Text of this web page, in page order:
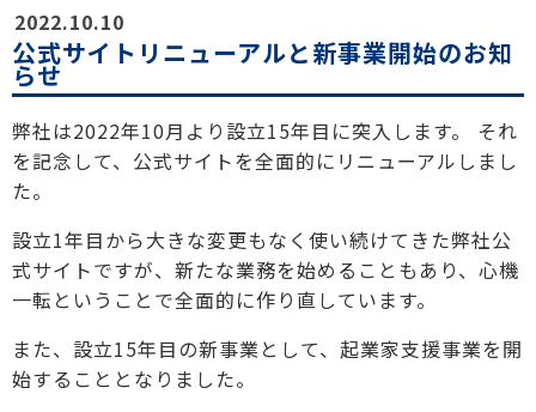
2022.10.10
公式サイトリニューアルと新事業開始のお知
らせ
弊社は2022年10月より設立15年目に突入します。
それ
を記念して、公式サイトを全面的にリニューアルしまし
た。
設立1年目から大きな変更もなく使い続けてきた弊社公
式サイトですが、新たな業務を始めることもあり、心機
一転ということで全面的に作り直しています。
また、設立15年目の新事業として、起業家支援事業を開
始することとなりました。